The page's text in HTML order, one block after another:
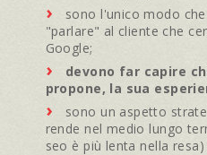
sono l'unico modo
"parlare" al cliente che
Google;
devono far capire
propone, la sua
sono un aspetto
rende nel medio lungo
seo è più lenta nella resa)